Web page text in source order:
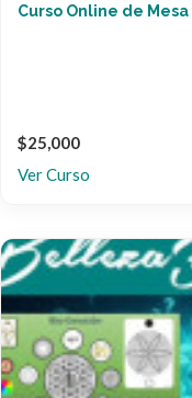
Curso Online de
$25,000
Ver Curso